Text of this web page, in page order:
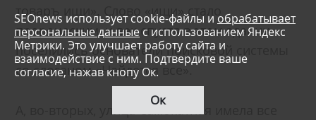
товаръ ищи». Слово «ищи» стало
пророческим, и век спустя в этом здании
поселились основатели поисковой системы
со слоганом «Найдется все».
А, во-вторых, улица Самокатная имела все
SEOnews использует cookie-файлы и обрабатывает
персональные данныес использованием Яндекс
Метрики. Это улучшает работу сайта и
взаимодействие с ним. Подтвердите ваше
согласие, нажав кнопу Ок.
Ок